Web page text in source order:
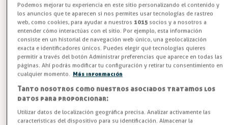
Grifo Monomando Fregadero Cocina
Grifo monomando mezclador con dos aguas modelo FR-
308-17M. Ideal para cocina doméstica o profesional
Entrega en 24/48h
Podemos mejorar tu experiencia en este sitio personalizando el contenido y
los anuncios que te aparecen si nos permites usar tecnologías de rastreo
web, como cookies, para ayudar a nuestros 1015socios y a nosotros a
entender cómo interactúas con el sitio. Por ejemplo, esta información
consiste en un historial de navegación web único, una geolocalización
exacta e identificadores únicos. Puedes elegir qué tecnologías quieres
permitir a través del botón Administrar preferencias que aparece en todas las
páginas. Ahí podrás modificar tu configuración y retirar tu consentimiento en
cualquier momento. Más información
Tanto nosotros como nuestros asociados tratamos los
datos para proporcionar:
Utilizar datos de localización geográfica precisa. Analizar activamente las
características del dispositivo para su identificación. Almacenar la